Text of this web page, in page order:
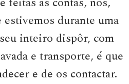
estivemos durante uma
inteiro dispôr, com
e transporte, é que
e de os contactar.